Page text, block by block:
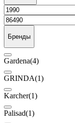
Бренды
Gardena(4)
GRINDA(1)
Karcher(1)
Palisad(1)